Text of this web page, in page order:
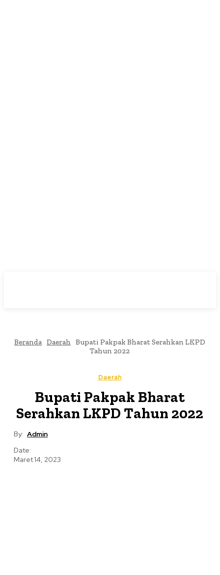
Beranda Daerah
Bupati Pakpak Bharat Serahkan LKPD
Tahun 2022
Daerah
Bupati Pakpak Bharat
Serahkan LKPD Tahun 2022
By: Admin
Date:
Maret 14, 2023